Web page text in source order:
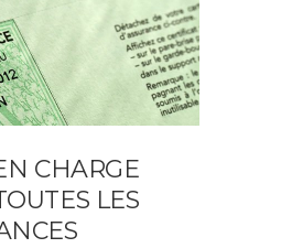
CHARGE
LES